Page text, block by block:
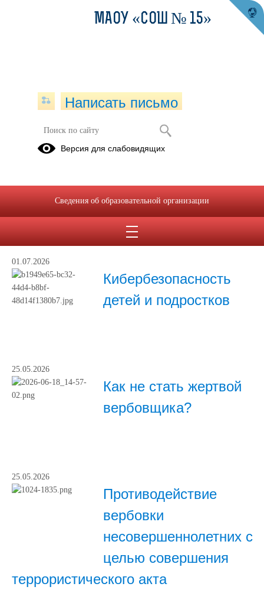
Информационная безопасность
об электронной информационно-образовательной среде.pdf
01.07.2026
Кибербезопасность
детей и подростков
25.05.2026
Как не стать жертвой
вербовщика?
25.05.2026
Противодействие
вербовки
несовершеннолетних с
целью совершения
террористического акта
МАОУ «СОШ № 15»
Написать письмо
Версия для слабовидящих
Сведения об образовательной организации